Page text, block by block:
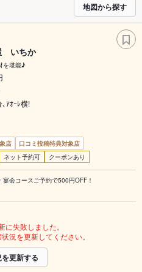
地図から探す
いちか
を堪能♪
ｱｵｰﾚ横!
店
口コミ投稿特典対象店
ネット予約可 クーポンあり
会コースご予約で500円OFF！
に失敗しました。
況を更新してください。
更新する